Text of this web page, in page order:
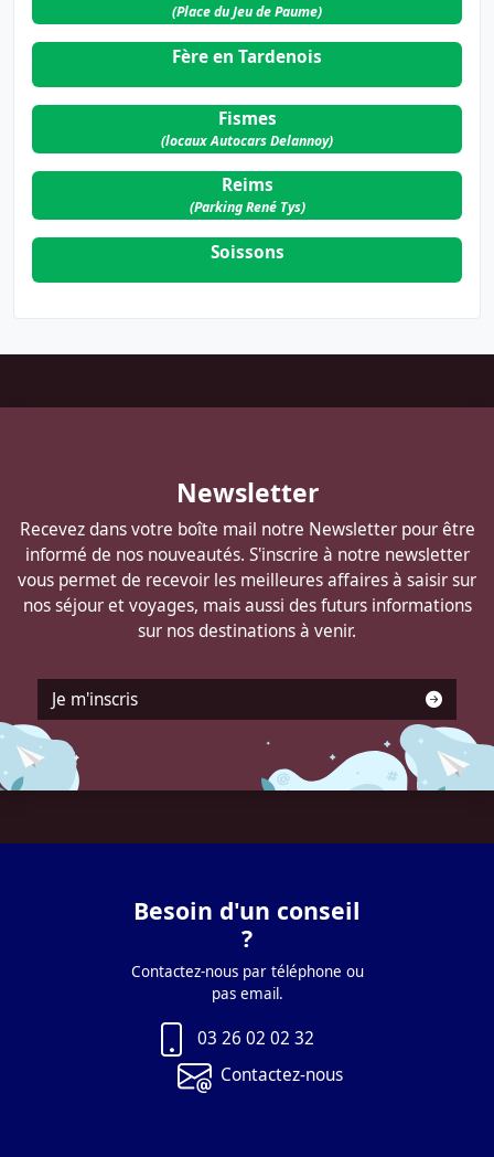
(Place du Jeu de Paume)
Fère en Tardenois
Fismes
(locaux Autocars Delannoy)
Reims
(Parking René Tys)
Soissons
de
Newsletter
Recevez dans votre boîte mail notre Newsletter pour être
informé de nos nouveautés. S'inscrire à notre newsletter
vous permet de recevoir les meilleures affaires à saisir sur
nos séjour et voyages, mais aussi des futurs informations
sur nos destinations à venir.
Je m'inscris
Besoin d'un conseil
?
Contactez-nous par téléphone ou
pas email.
03 26 02 02 32
Contactez-nous